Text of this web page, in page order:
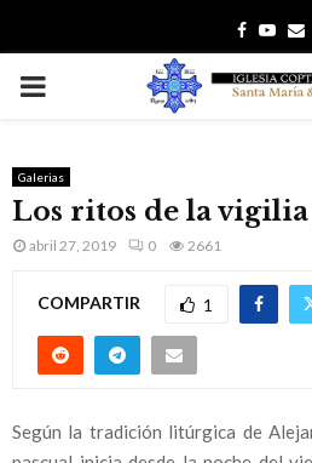
c
o
k
u
b
a
P
I
A
Galerias
Los ritos de la vigilia
abril 27, 2019 0 2661
COMPARTIR 1
Según la tradición litúrgica de